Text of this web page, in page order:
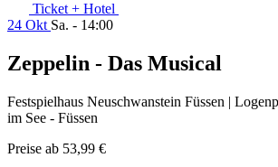
Ticket + Hotel
24 Okt Sa. - 14:00
Zeppelin - Das Musical
Festspielhaus Neuschwanstein Füssen |
im See - Füssen
Preise ab 53,99 €